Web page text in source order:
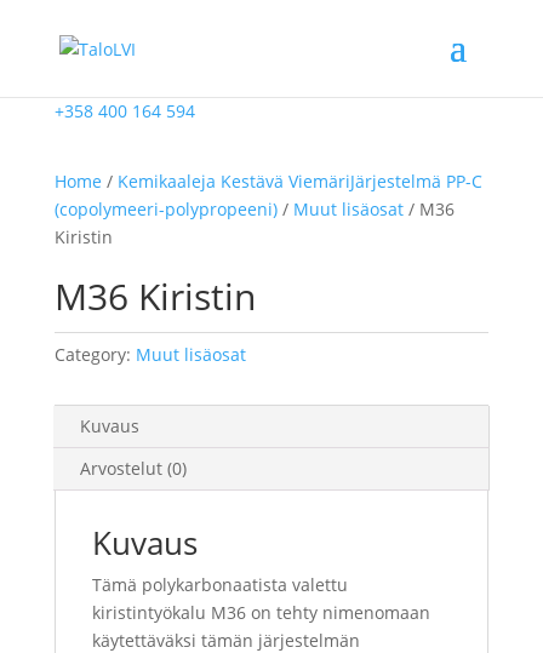
+358 400 164 594
Home / Kemikaaleja Kestävä ViemäriJärjestelmä PP-C
(copolymeeri-polypropeeni)/ Muut lisäosat/ M36
Kiristin
M36 Kiristin
Category: Muut lisäosat
Kuvaus
Arvostelut (0)
Kuvaus
Tämä polykarbonaatista valettu
kiristintyökalu M36 on tehty nimenomaan
käytettäväksi tämän järjestelmän